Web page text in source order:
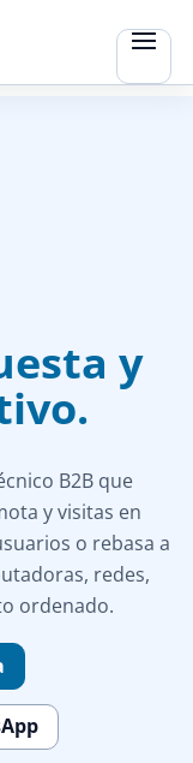
y
B2B que
y visitas en
o rebasa a
redes,
ordenado.